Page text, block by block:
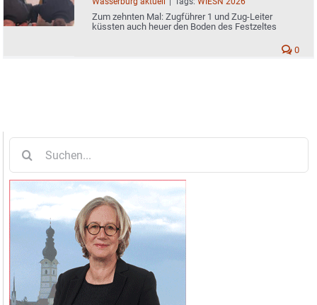
Zum zehnten Mal: Zugführer 1 und Zug-Leiter
küssten auch heuer den Boden des Festzeltes
0
nach: